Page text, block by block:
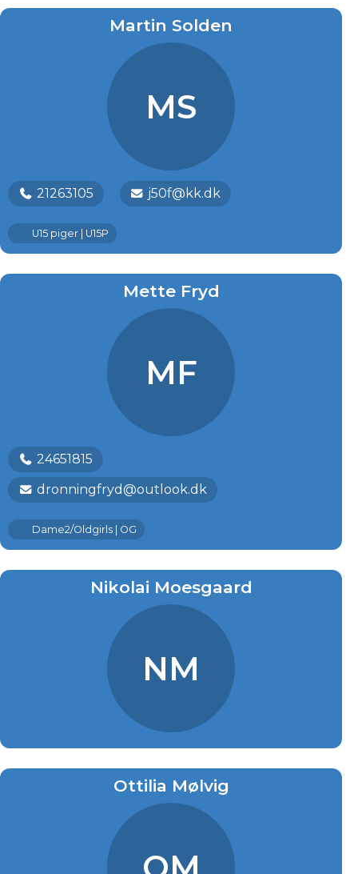
Martin Solden
MS
21263105 j50f@kk.dk
U15 piger | U15P
Mette Fryd
MF
24651815
dronningfryd@outlook.dk
Dame2/Oldgirls | OG
Nikolai Moesgaard
NM
Ottilia Mølvig